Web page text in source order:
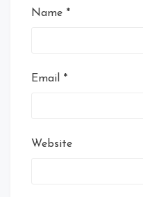
Name *
Email *
Website